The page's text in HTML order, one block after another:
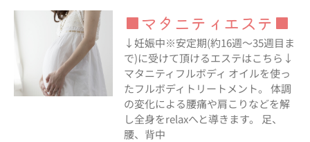
■マタニティエステ■
↓妊娠中※安定期(約16週～35週目ま
で)に受けて頂けるエステはこちら↓
マタニティフルボディ オイルを使っ
たフルボディトリートメント。 体調
の変化による腰痛や肩こりなどを解
し全身をrelaxへと導きます。 足、
腰、背中